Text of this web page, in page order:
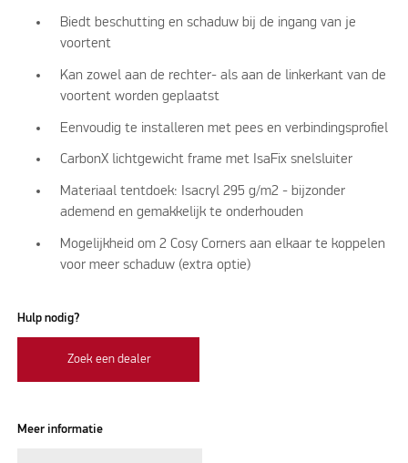
Biedt beschutting en schaduw bij de ingang van je
voortent
Kan zowel aan de rechter- als aan de linkerkant van de
voortent worden geplaatst
Eenvoudig te installeren met pees en verbindingsprofiel
CarbonX lichtgewicht frame met IsaFix snelsluiter
Materiaal tentdoek: Isacryl 295 g/m2 - bijzonder
ademend en gemakkelijk te onderhouden
Mogelijkheid om 2 Cosy Corners aan elkaar te koppelen
voor meer schaduw (extra optie)
Hulp nodig?
Zoek een dealer
Meer informatie